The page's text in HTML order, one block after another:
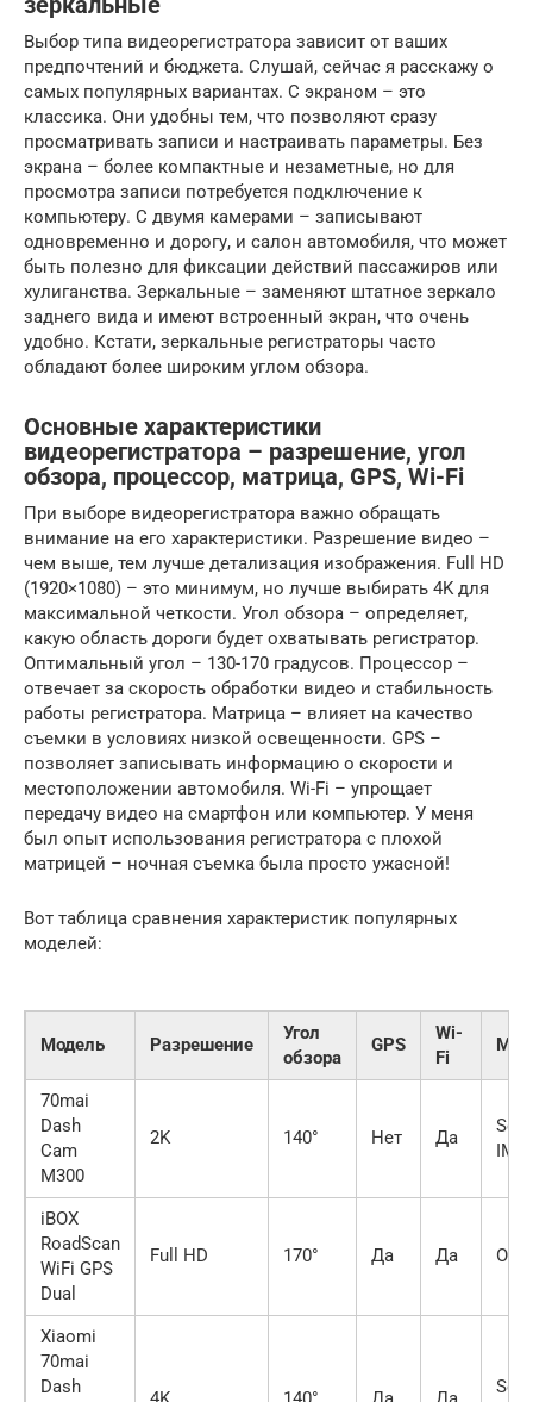
Выбор типа видеорегистратора зависит от ваших
предпочтений и бюджета. Слушай, сейчас я расскажу о
самых популярных вариантах. С экраном – это
классика. Они удобны тем, что позволяют сразу
просматривать записи и настраивать параметры. Без
экрана – более компактные и незаметные, но для
просмотра записи потребуется подключение к
компьютеру. С двумя камерами – записывают
одновременно и дорогу, и салон автомобиля, что может
быть полезно для фиксации действий пассажиров или
хулиганства. Зеркальные – заменяют штатное зеркало
заднего вида и имеют встроенный экран, что очень
удобно. Кстати, зеркальные регистраторы часто
обладают более широким углом обзора.
Основные характеристики
видеорегистратора – разрешение, угол
обзора, процессор, матрица, GPS, Wi-Fi
При выборе видеорегистратора важно обращать
внимание на его характеристики. Разрешение видео –
чем выше, тем лучше детализация изображения. Full HD
(1920×1080) – это минимум, но лучше выбирать 4K для
максимальной четкости. Угол обзора – определяет,
какую область дороги будет охватывать регистратор.
Оптимальный угол – 130-170 градусов. Процессор –
отвечает за скорость обработки видео и стабильность
работы регистратора. Матрица – влияет на качество
съемки в условиях низкой освещенности. GPS –
позволяет записывать информацию о скорости и
местоположении автомобиля. Wi-Fi – упрощает
передачу видео на смартфон или компьютер. У меня
был опыт использования регистратора с плохой
матрицей – ночная съемка была просто ужасной!
Вот таблица сравнения характеристик популярных
моделей:
Модель Разрешение
Угол
обзора
GPS
Wi-
Fi
70mai
Dash
Cam
M300
2K 140° Нет Да
iBOX
RoadScan
WiFi GPS
Dual
Full HD 170° Да Да
Xiaomi
70mai
Dash